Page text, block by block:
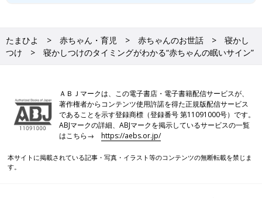
動時間の目安を頭に入れ、眠たいサインをキャッチすることで、
スムーズに寝かしつけができるかもしれません。
監修／愛波 文さん
前の話
を促す、上手な寝か
ンサーでしか眠らない
たまひよ 赤ちゃん・育児 赤ちゃんのお世話
寝かし
つけ
寝かしつけのタイミングがわかる“赤ちゃんの眠いサイン”
ＡＢＪマークは、この電子書店・電子書籍配信サービスが、
著作権者からコンテンツ使用許諾を得た正規版配信サービス
であることを示す登録商標（登録番号 第11091000号）です。
ABJマークの詳細、ABJマークを掲示しているサービスの一覧
はこちら→https://aebs.or.jp/
本サイトに掲載されている記事・写真・イラスト等のコンテンツの無断転載を禁じま
す。